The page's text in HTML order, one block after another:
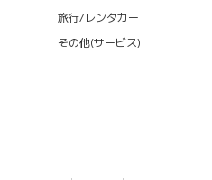
旅行/レンタカー
その他(サービス)